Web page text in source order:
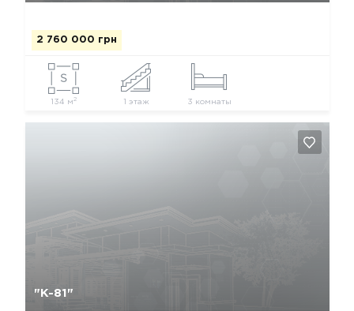
2 760 000 грн
134 м2 1 этаж 3 комнаты
"К-81"